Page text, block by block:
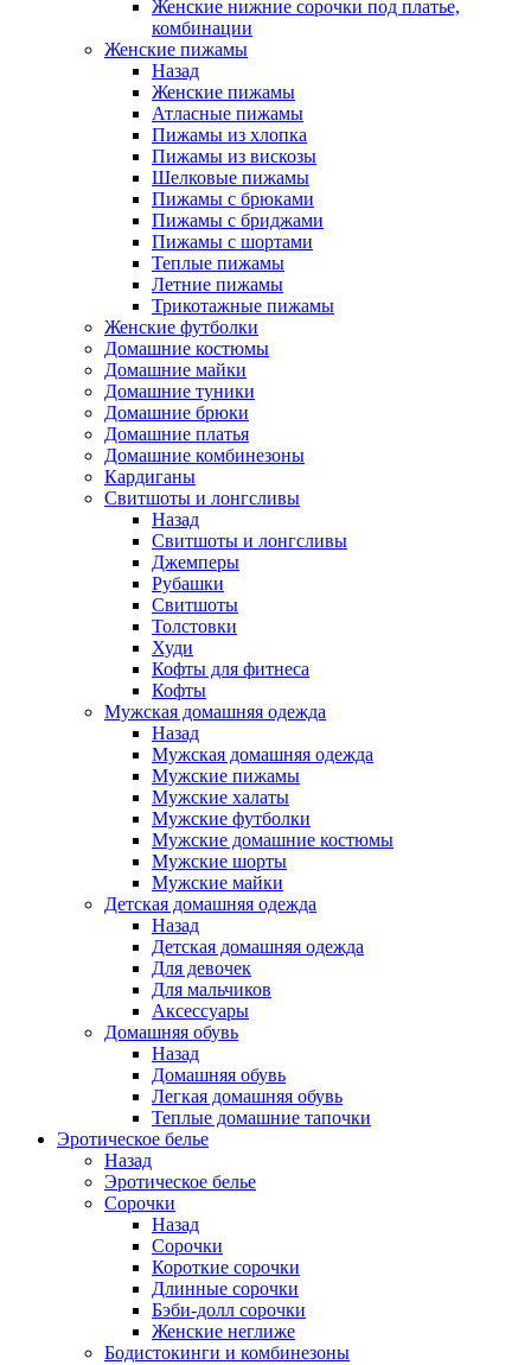
Женские нижние сорочки под платье,
комбинации
Женские пижамы
Назад
Женские пижамы
Атласные пижамы
Пижамы из хлопка
Пижамы из вискозы
Шелковые пижамы
Пижамы с брюками
Пижамы с бриджами
Пижамы с шортами
Теплые пижамы
Летние пижамы
Трикотажные пижамы
Женские футболки
Домашние костюмы
Домашние майки
Домашние туники
Домашние брюки
Домашние платья
Домашние комбинезоны
Кардиганы
Свитшоты и лонгсливы
Назад
Свитшоты и лонгсливы
Джемперы
Рубашки
Свитшоты
Толстовки
Худи
Кофты для фитнеса
Кофты
Мужская домашняя одежда
Назад
Мужская домашняя одежда
Мужские пижамы
Мужские халаты
Мужские футболки
Мужские домашние костюмы
Мужские шорты
Мужские майки
Детская домашняя одежда
Назад
Детская домашняя одежда
Для девочек
Для мальчиков
Аксессуары
Домашняя обувь
Назад
Домашняя обувь
Легкая домашняя обувь
Теплые домашние тапочки
Эротическое белье
Назад
Эротическое белье
Сорочки
Назад
Сорочки
Короткие сорочки
Длинные сорочки
Бэби-долл сорочки
Женские неглиже
Бодистокинги и комбинезоны